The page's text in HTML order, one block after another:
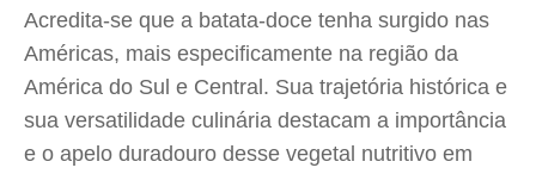
Acredita-se que a batata-doce tenha surgido nas
Américas, mais especificamente na região da
América do Sul e Central. Sua trajetória histórica e
sua versatilidade culinária destacam a importância
e o apelo duradouro desse vegetal nutritivo em